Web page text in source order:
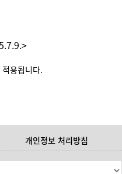
용됩니다.
개인정보 처리방침